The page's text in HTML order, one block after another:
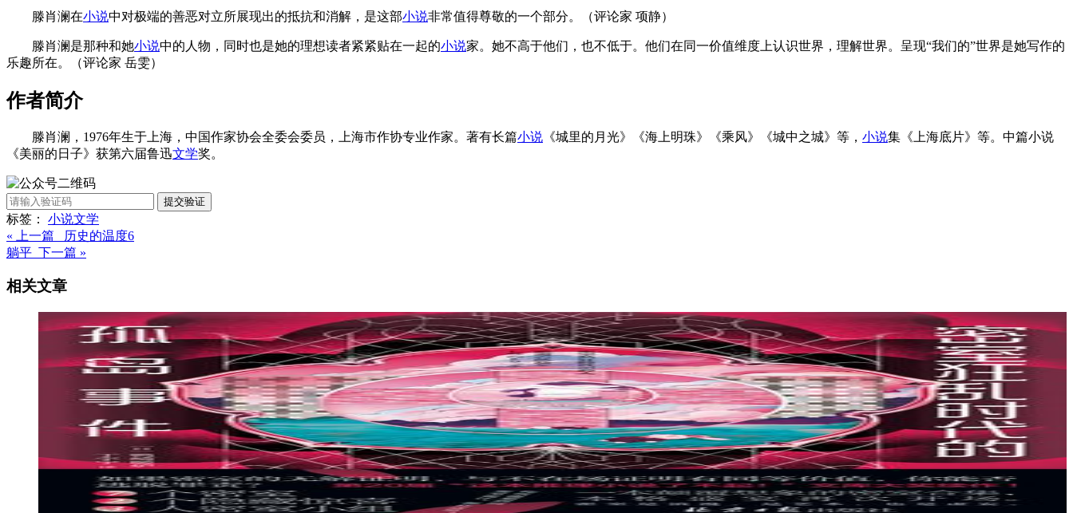
滕肖澜在小说中对极端的善恶对立所展现出的抵抗和消解，是这部小说非常值得尊敬的一个部分。（评论家 项静）
滕肖澜是那种和她小说中的人物，同时也是她的理想读者紧紧贴在一起的小说家。她不高于他们，也不低于。他们在同一价值维度上认识世界，理解世界。呈现“我们的”世界是她写作的
乐趣所在。（评论家 岳雯）
作者简介
滕肖澜，1976年生于上海，中国作家协会全委会委员，上海市作协专业作家。著有长篇小说 《城里的月光》《海上明珠》《乘风》《城中之城》等， 小说集《上海底片》等。中篇小说
《美丽的日子》获第六届鲁迅文学奖。
提交验证
标签： 小说文学
« 上一篇 历史的温度6
躺平 下一篇 »
相关文章